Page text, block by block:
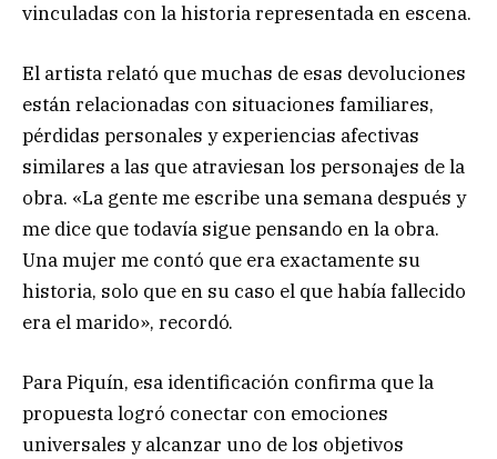
vinculadas con la historia representada en escena.
El artista relató que muchas de esas devoluciones
están relacionadas con situaciones familiares,
pérdidas personales y experiencias afectivas
similares a las que atraviesan los personajes de la
obra. «La gente me escribe una semana después y
me dice que todavía sigue pensando en la obra.
Una mujer me contó que era exactamente su
historia, solo que en su caso el que había fallecido
era el marido», recordó.
Para Piquín, esa identificación confirma que la
propuesta logró conectar con emociones
universales y alcanzar uno de los objetivos